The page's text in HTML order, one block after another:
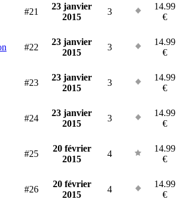
#21
23 janvier
2015
3
14.99
€
#22
23 janvier
2015
3
14.99
€
#23
23 janvier
2015
3
14.99
€
#24
23 janvier
2015
3
14.99
€
#25
20 février
2015
4
14.99
€
#26
20 février
2015
4
14.99
€